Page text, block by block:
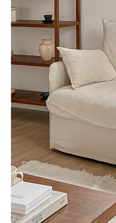
커뮤니티
이벤트
리뷰
맘누리뉴스
다이어리
리얼체험단모집
만삭사진컨테스트
아기사진컨테스트
고객센터 1661-5260
공지사항
자주묻는질문